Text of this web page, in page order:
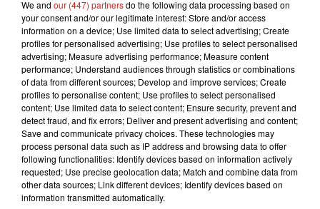
pour l’avoir. D’ailleurs tout le monde est du même avis :il est
sexy, poli, sympa…à la différence d’un Julien Clerc qui
n’avait pas donné satisfaction",continue la source à nos
confrères deGala.De son côté, Lara Fabian connait bien le
concept de l'émission car elle a été coach pendant 2
ans dans "La Voix", la version québécoise deThe Voice
elle a remporté la dernière édition avec sa finaliste. Pareil
pour la chanteuse Amel Bent qui s'est merveilleusement
faite remarquer après deux saisons exceptionnelles en tant
que coach dansThe Voice kids. Enfin, Pascal Obispo, quant
à lui, fait son grand retour sur le plateau deThe Voice . En
effet, le chanteur avait marqué de son empreinte la saison 7
We and our (447) partnersdo the following data processing based on
your consent and/or our legitimate interest: Store and/or access
information on a device; Use limited data to select advertising; Create
profiles for personalised advertising; Use profiles to select personalised
advertising; Measure advertising performance; Measure content
performance; Understand audiences through statistics or combinations
of data from different sources; Develop and improve services; Create
profiles to personalise content; Use profiles to select personalised
content; Use limited data to select content; Ensure security, prevent and
detect fraud, and fix errors; Deliver and present advertising and content;
Save and communicate privacy choices. These technologies may
process personal data such as IP address and browsing data to offer
following functionalities: Identify devices based on information actively
requested; Use precise geolocation data; Match and combine data from
other data sources; Link different devices; Identify devices based on
information transmitted automatically.